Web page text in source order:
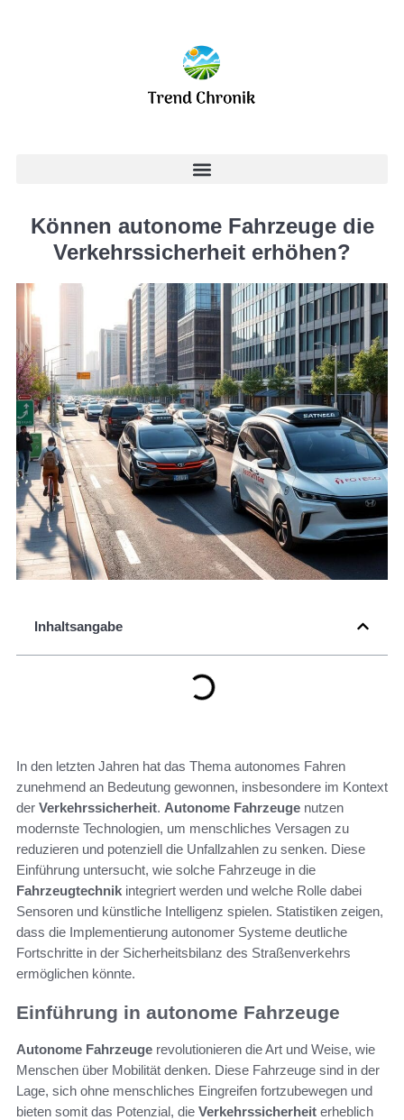
Können autonome Fahrzeuge die
Verkehrssicherheit erhöhen?
Inhaltsangabe
In den letzten Jahren hat das Thema autonomes Fahren
zunehmend an Bedeutung gewonnen, insbesondere im Kontext
der Verkehrssicherheit. Autonome Fahrzeuge nutzen
modernste Technologien, um menschliches Versagen zu
reduzieren und potenziell die Unfallzahlen zu senken. Diese
Einführung untersucht, wie solche Fahrzeuge in die
Fahrzeugtechnik integriert werden und welche Rolle dabei
Sensoren und künstliche Intelligenz spielen. Statistiken zeigen,
dass die Implementierung autonomer Systeme deutliche
Fortschritte in der Sicherheitsbilanz des Straßenverkehrs
ermöglichen könnte.
Einführung in autonome Fahrzeuge
Autonome Fahrzeuge revolutionieren die Art und Weise, wie
Menschen über Mobilität denken. Diese Fahrzeuge sind in der
Lage, sich ohne menschliches Eingreifen fortzubewegen und
bieten somit das Potenzial, die Verkehrssicherheit erheblich